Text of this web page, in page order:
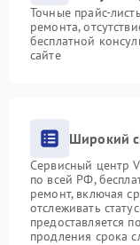
Точные прайс-
ремонта,
бесплатной
сайте
Широкий
Сервисный центр
по всей РФ,
ремонт, включая
отслеживать
предоставляется
продления срока